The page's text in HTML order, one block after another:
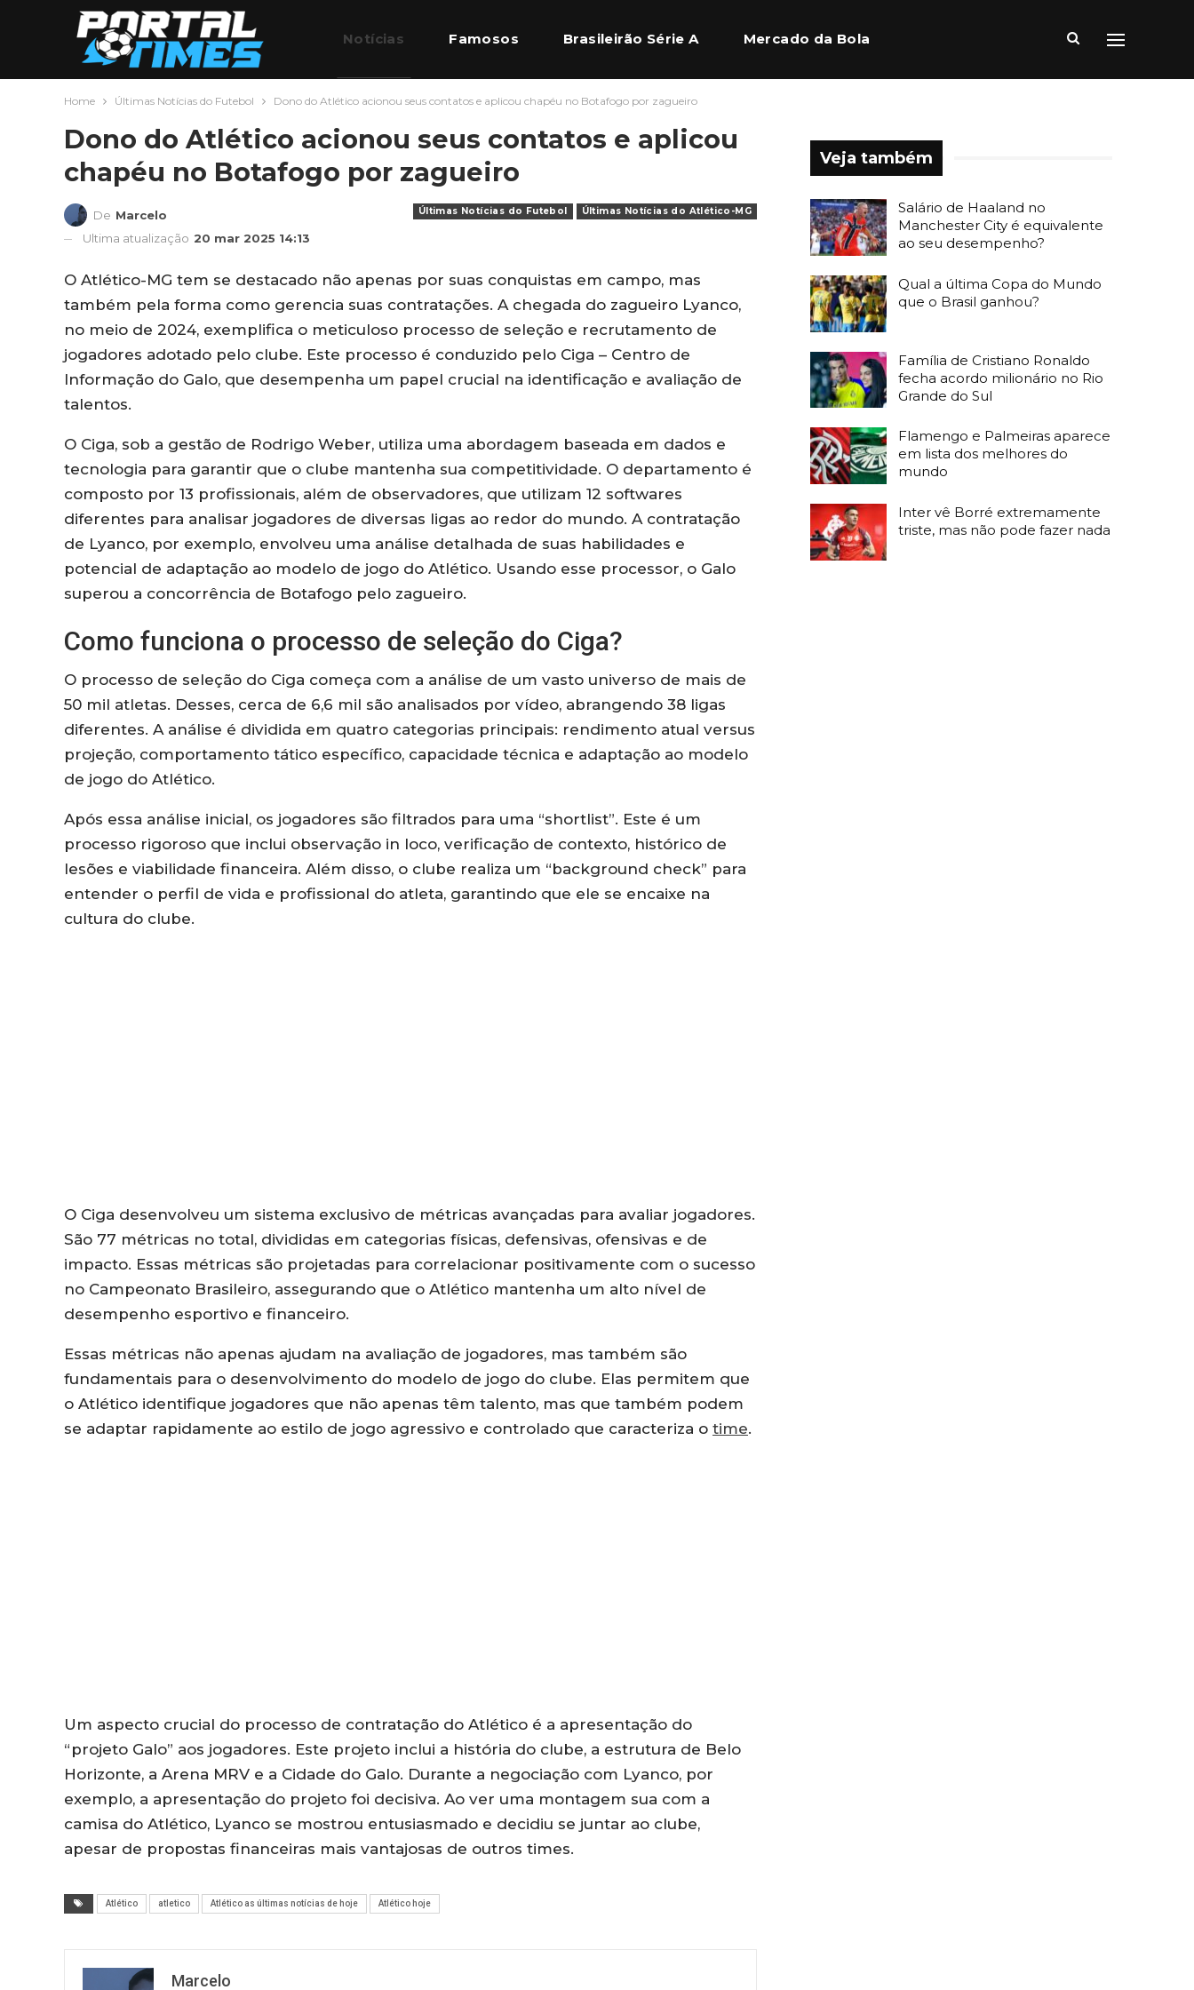
Notícias Famosos Brasileirão Série A Mercado da Bola
Home Últimas Notícias do Futebol Dono do Atlético acionou seus contatos e aplicou chapéu no Botafogo por zagueiro
Dono do Atlético acionou seus contatos e aplicou
chapéu no Botafogo por zagueiro
Últimas Notícias do Futebol Últimas Notícias do Atlético-MG
De Marcelo
Ultima atualização 20 mar 2025 14:13
O Atlético-MG tem se destacado não apenas por suas conquistas em campo, mas
também pela forma como gerencia suas contratações. A chegada do zagueiro Lyanco,
no meio de 2024, exemplifica o meticuloso processo de seleção e recrutamento de
jogadores adotado pelo clube. Este processo é conduzido pelo Ciga – Centro de
Informação do Galo, que desempenha um papel crucial na identificação e avaliação de
talentos.
O Ciga, sob a gestão de Rodrigo Weber, utiliza uma abordagem baseada em dados e
tecnologia para garantir que o clube mantenha sua competitividade. O departamento é
composto por 13 profissionais, além de observadores, que utilizam 12 softwares
diferentes para analisar jogadores de diversas ligas ao redor do mundo. A contratação
de Lyanco, por exemplo, envolveu uma análise detalhada de suas habilidades e
potencial de adaptação ao modelo de jogo do Atlético. Usando esse processor, o Galo
superou a concorrência de Botafogo pelo zagueiro.
Como funciona o processo de seleção do Ciga?
O processo de seleção do Ciga começa com a análise de um vasto universo de mais de
50 mil atletas. Desses, cerca de 6,6 mil são analisados por vídeo, abrangendo 38 ligas
diferentes. A análise é dividida em quatro categorias principais: rendimento atual versus
projeção, comportamento tático específico, capacidade técnica e adaptação ao modelo
de jogo do Atlético.
Após essa análise inicial, os jogadores são filtrados para uma “shortlist”. Este é um
processo rigoroso que inclui observação in loco, verificação de contexto, histórico de
lesões e viabilidade financeira. Além disso, o clube realiza um “background check” para
entender o perfil de vida e profissional do atleta, garantindo que ele se encaixe na
cultura do clube.
O Ciga desenvolveu um sistema exclusivo de métricas avançadas para avaliar jogadores.
São 77 métricas no total, divididas em categorias físicas, defensivas, ofensivas e de
impacto. Essas métricas são projetadas para correlacionar positivamente com o sucesso
no Campeonato Brasileiro, assegurando que o Atlético mantenha um alto nível de
desempenho esportivo e financeiro.
Essas métricas não apenas ajudam na avaliação de jogadores, mas também são
fundamentais para o desenvolvimento do modelo de jogo do clube. Elas permitem que
o Atlético identifique jogadores que não apenas têm talento, mas que também podem
se adaptar rapidamente ao estilo de jogo agressivo e controlado que caracteriza o time.
Um aspecto crucial do processo de contratação do Atlético é a apresentação do
“projeto Galo” aos jogadores. Este projeto inclui a história do clube, a estrutura de Belo
Horizonte, a Arena MRV e a Cidade do Galo. Durante a negociação com Lyanco, por
exemplo, a apresentação do projeto foi decisiva. Ao ver uma montagem sua com a
camisa do Atlético, Lyanco se mostrou entusiasmado e decidiu se juntar ao clube,
apesar de propostas financeiras mais vantajosas de outros times.
Atlético atletico Atlético as últimas notícias de hoje Atlético hoje
Marcelo
Veja também
Salário de Haaland no
Manchester City é equivalente
ao seu desempenho?
Qual a última Copa do Mundo
que o Brasil ganhou?
Família de Cristiano Ronaldo
fecha acordo milionário no Rio
Grande do Sul
Flamengo e Palmeiras aparece
em lista dos melhores do
mundo
Inter vê Borré extremamente
triste, mas não pode fazer nada